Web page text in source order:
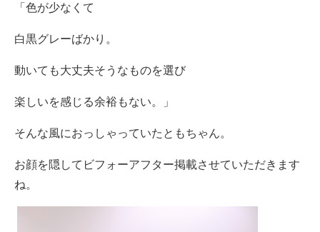
「色が少なくて
白黒グレーばかり。
動いても大丈夫そうなものを選び
楽しいを感じる余裕もない。」
そんな風におっしゃっていたともちゃん。
お顔を隠してビフォーアフター掲載させていただきます
ね。